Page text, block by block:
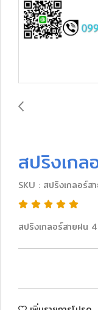
สปริงเก
SKU : สปริงเกลอร์ส
สปริงเกลอร์สายฝน